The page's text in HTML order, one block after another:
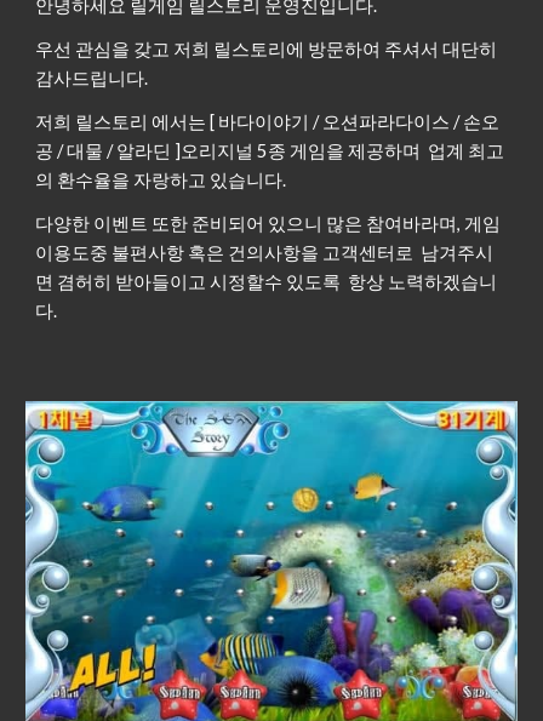
안녕하세요 릴게임 릴스토리 운영진입니다.
우선 관심을 갖고 저희 릴스토리에 방문하여 주셔서 대단히
감사드립니다.
저희 릴스토리 에서는 [ 바다이야기 / 오션파라다이스 / 손오
공 / 대물 / 알라딘 ]오리지널 5종 게임을 제공하며 업계 최고
의 환수율을 자랑하고 있습니다.
다양한 이벤트 또한 준비되어 있으니 많은 참여바라며, 게임
이용도중 불편사항 혹은 건의사항을 고객센터로 남겨주시
면 겸허히 받아들이고 시정할수 있도록 항상 노력하겠습니
다.